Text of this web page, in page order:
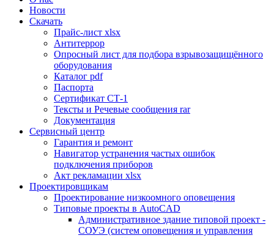
Новости
Скачать
Прайс-лист xlsx
Антитеррор
Опросный лист для подбора взрывозащищённого
оборудования
Каталог pdf
Паспорта
Сертификат СТ-1
Тексты и Речевые сообщения rar
Документация
Сервисный центр
Гарантия и ремонт
Навигатор устранения частых ошибок
подключения приборов
Акт рекламации xlsx
Проектировщикам
Проектирование низкоомного оповещения
Типовые проекты в AutoCAD
Административное здание типовой проект -
СОУЭ (систем оповещения и управления